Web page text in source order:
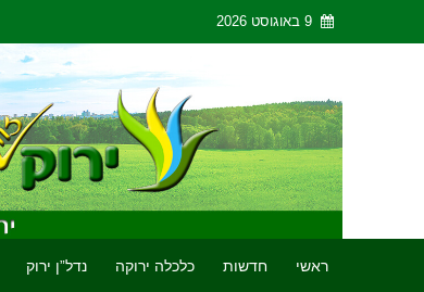
9 באוגוסט 2026
ראשי חדשות כלכלה ירוקה נדל”ן ירוק